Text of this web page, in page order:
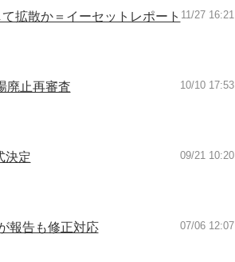
拡散か＝イーセットレポート 11/27 16:21
廃止再審査 10/10 17:53
決定 09/21 10:20
報告も修正対応 07/06 12:07